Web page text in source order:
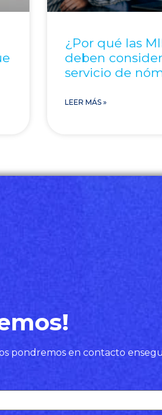
¿Por qué las
deben
servicio de
LEER MÁS »
pondremos en contacto